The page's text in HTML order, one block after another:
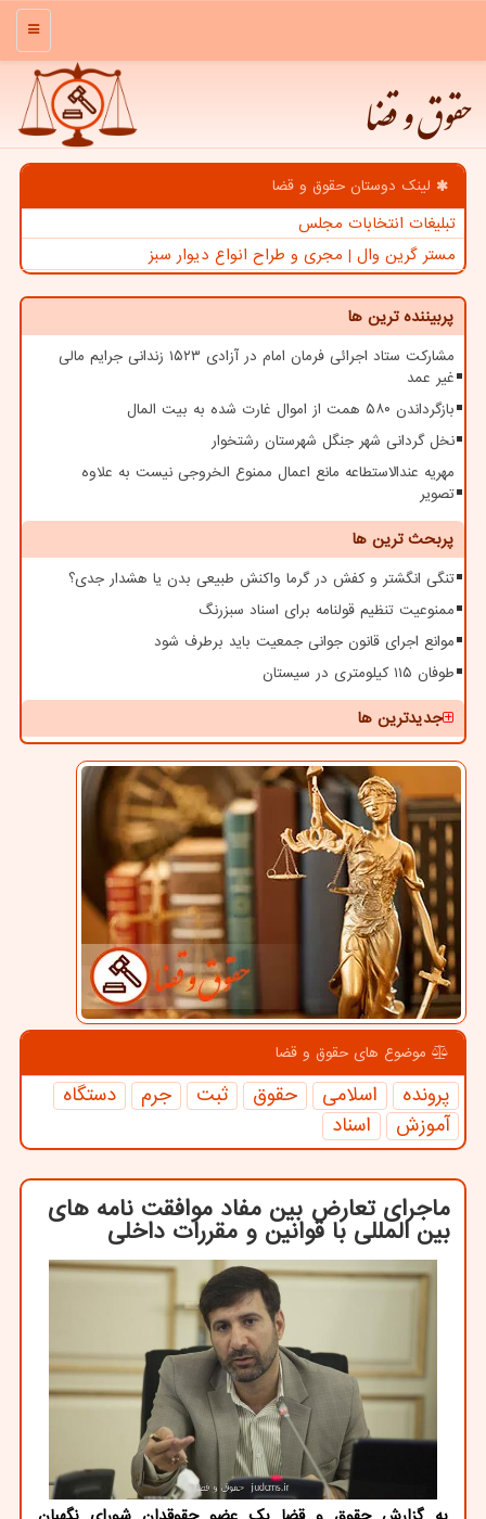
منو
حقوق و قضا
لینک دوستان حقوق و قضا
تبلیغات انتخابات مجلس
مستر گرین وال | مجری و طراح انواع دیوار سبز
پربیننده ترین ها
مشارکت ستاد اجرائی فرمان امام در آزادی ۱۵۲۳ زندانی جرایم مالی
غیر عمد
بازگرداندن ۵۸۰ همت از اموال غارت شده به بیت المال
نخل گردانی شهر جنگل شهرستان رشتخوار
مهریه عندالاستطاعه مانع اعمال ممنوع الخروجی نیست به علاوه
تصویر
پربحث ترین ها
تنگی انگشتر و کفش در گرما واکنش طبیعی بدن یا هشدار جدی؟
ممنوعیت تنظیم قولنامه برای اسناد سبزرنگ
موانع اجرای قانون جوانی جمعیت باید برطرف شود
طوفان ۱۱۵ کیلومتری در سیستان
جدیدترین ها
موضوع های حقوق و قضا
پرونده اسلامی حقوق ثبت جرم
دستگاه
آموزش
اسناد
ماجرای تعارض بین مفاد موافقت نامه های
بین المللی با قوانین و مقررات داخلی